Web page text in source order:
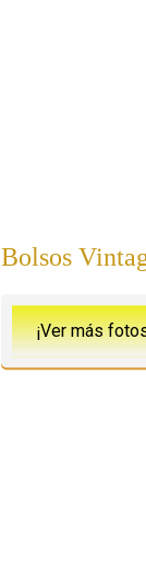
Bolsos
¡Ver más